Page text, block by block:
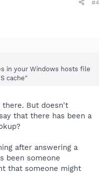
#4
in your Windows hosts file
cache"
But doesn't
that there has been a
after answering a
been someone
that someone might